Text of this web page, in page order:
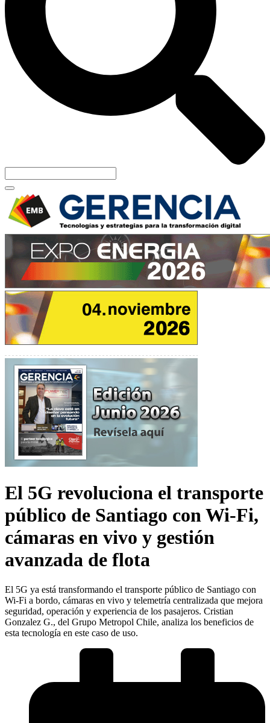
El 5G revoluciona el transporte
público de Santiago con Wi-Fi,
cámaras en vivo y gestión
avanzada de flota
El 5G ya está transformando el transporte público de Santiago con
Wi-Fi a bordo, cámaras en vivo y telemetría centralizada que mejora
seguridad, operación y experiencia de los pasajeros. Cristian
Gonzalez G., del Grupo Metropol Chile, analiza los beneficios de
esta tecnología en este caso de uso.